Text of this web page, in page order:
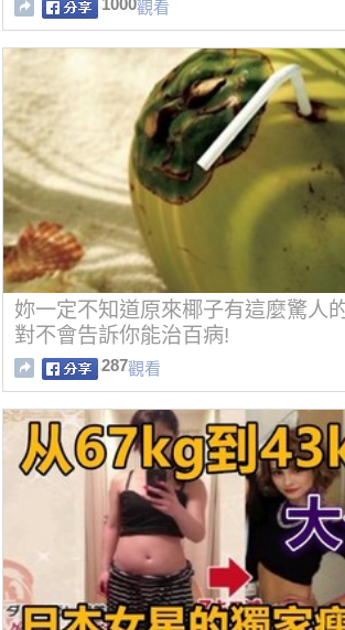
1000觀看
妳一定不知道原來椰子有這麼驚人
對不會告訴你能治百病!
287觀看